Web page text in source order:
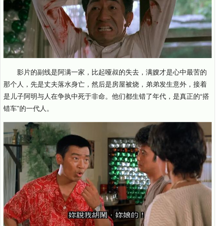
影片的副线是阿满一家，比起哑叔的失去，满嫂才是心中最苦的
那个人，先是丈夫落水身亡，然后是房屋被烧，弟弟发生意外，接着
是儿子阿明与人在争执中死于非命。他们都生错了年代，是真正的“搭
错车”的一代人。